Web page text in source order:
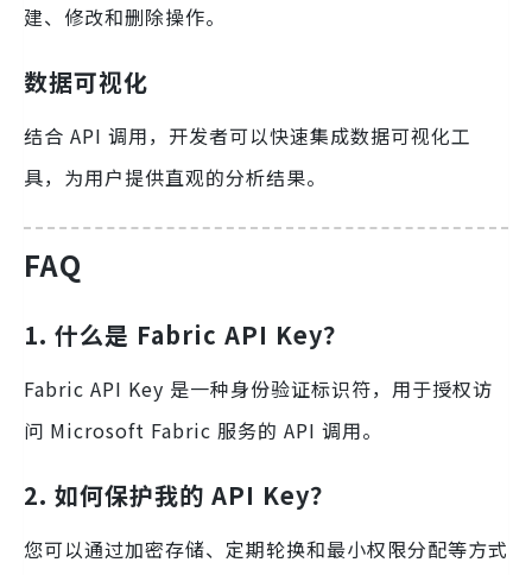
建、修改和删除操作。
数据可视化
结合 API 调用，开发者可以快速集成数据可视化工
具，为用户提供直观的分析结果。
FAQ
1. 什么是 Fabric API Key？
Fabric API Key 是一种身份验证标识符，用于授权访
问 Microsoft Fabric 服务的 API 调用。
2. 如何保护我的 API Key？
您可以通过加密存储、定期轮换和最小权限分配等方式